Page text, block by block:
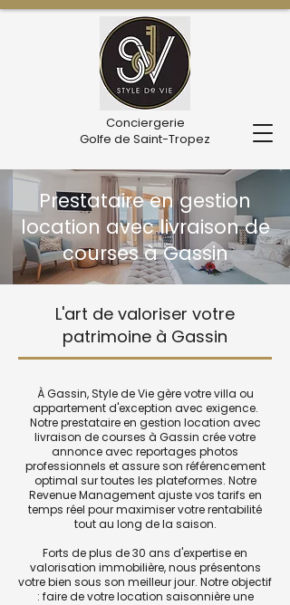
Conciergerie
Golfe de Saint-Tropez
Prestataire en gestion
location avec livraison de
courses à Gassin
L'art de valoriser votre
patrimoine à Gassin
À Gassin, Style de Vie gère votre villa ou
appartement d'exception avec exigence.
Notre prestataire en gestion location avec
livraison de courses à Gassin crée votre
annonce avec reportages photos
professionnels et assure son référencement
optimal sur toutes les plateformes. Notre
Revenue Management ajuste vos tarifs en
temps réel pour maximiser votre rentabilité
tout au long de la saison.
Forts de plus de 30 ans d'expertise en
valorisation immobilière, nous présentons
votre bien sous son meilleur jour. Notre objectif
: faire de votre location saisonnière une